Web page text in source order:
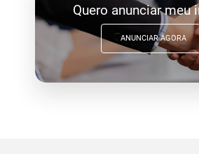
Quero anunciar meu
ANUNCIAR AGORA